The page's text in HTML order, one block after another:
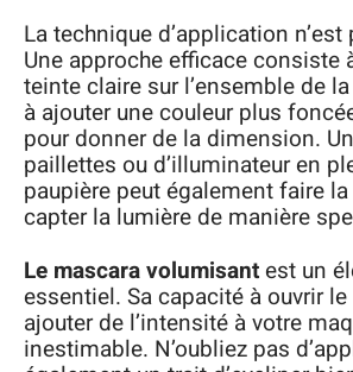
La technique d’application
Une approche efficace consiste
teinte claire sur l’ensemble de
à ajouter une couleur plus
pour donner de la dimension.
paillettes ou d’illuminateur en
paupière peut également faire
capter la lumière de manière
Le mascara volumisantest un
essentiel. Sa capacité à ouvrir
ajouter de l’intensité à votre
inestimable. N’oubliez pas